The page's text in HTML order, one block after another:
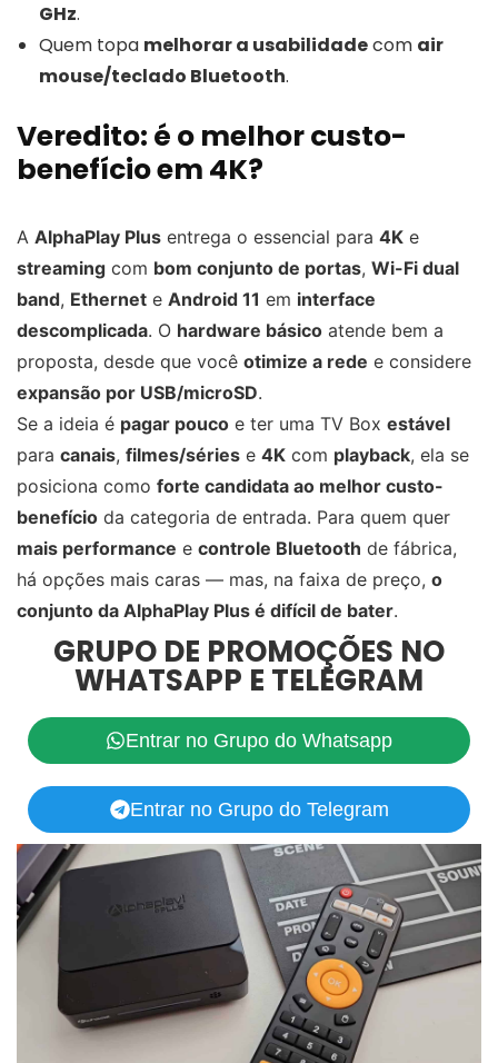
GHz.
Quem topa melhorar a usabilidadecom air
mouse/teclado Bluetooth.
Veredito: é o melhor custo-
benefício em 4K?
A AlphaPlay Plus entrega o essencial para 4K e
streaming com bom conjunto de portas, Wi-Fi dual
band, Ethernet e Android 11 em interface
descomplicada. O hardware básico atende bem a
proposta, desde que você otimize a rede e considere
expansão por USB/microSD.
Se a ideia é pagar pouco e ter uma TV Box estável
para canais, filmes/séries e 4K com playback, ela se
posiciona como forte candidata ao melhor custo-
benefício da categoria de entrada. Para quem quer
mais performance e controle Bluetooth de fábrica,
há opções mais caras — mas, na faixa de preço, o
conjunto da AlphaPlay Plus é difícil de bater.
GRUPO DE PROMOÇÕES NO
WHATSAPP E TELEGRAM
Entrar no Grupo do Whatsapp
Entrar no Grupo do Telegram